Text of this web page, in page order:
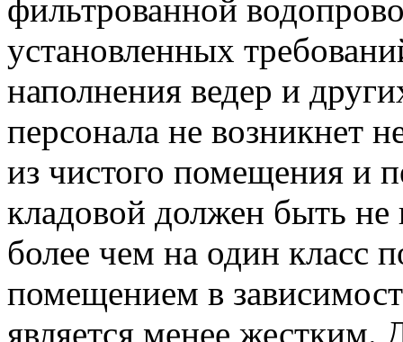
фильтрованной
установленных
наполнения ведер и
персонала не возникнет
из чистого помещения и
кладовой должен быть
более чем на один класс
помещением в
является менее